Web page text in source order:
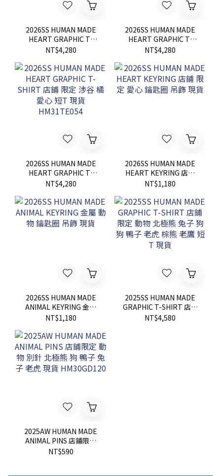
2026SS HUMAN MADE
HEART GRAPHIC T-
SHIRT 店鋪 限定 外苑 藍
愛心 短T 現貨
NT$4,280
2026SS HUMAN MADE
HEART GRAPHIC T-
SHIRT 店鋪 限定 原宿 粉
愛心 短T 現貨
HM31TE050
NT$4,280
2026SS HUMAN MADE
HEART GRAPHIC T-
SHIRT 店鋪 限定 涉谷 橘
HM31TE054
NT$4,280
2026SS HUMAN MADE
HEART KEYRING 店鋪
限定 愛心 鑰匙圈 吊飾 現
NT$1,180
2026SS HUMAN MADE
ANIMAL KEYRING 金屬
動物 鑰匙圈 吊飾 現貨
NT$1,180
2025SS HUMAN MADE
GRAPHIC T-SHIRT 店鋪
限定 動物 北極熊 兔子 狗
狗 鴨子 老虎 棕熊 老鷹 短
NT$4,580
2025AW HUMAN MADE
ANIMAL PINS 店鋪限定
動物 別針 北極熊 狗 鴨子
NT$590